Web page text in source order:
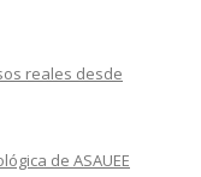
reales desde
de ASAUEE